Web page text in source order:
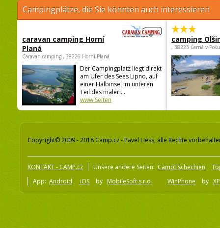
Campingplätze, die Sie könnten auch interessieren
caravan camping Horní
Planá
Caravan camping , 38226 Horní Planá
Der Campingplatz liegt direkt
am Ufer des Sees Lipno, auf
einer Halbinsel im unteren
Teil des maleri...
www Seiten
camping
, 38223 Černá v
Copyright© 2009 - 2018 Camp.cz - Pavel Hess, alle Rechte
KONTAKT - CAMP.cz Unsere andere Seiten: CampTschechien
App: Android iOS by MobileSoft s.r.o WinPhone by